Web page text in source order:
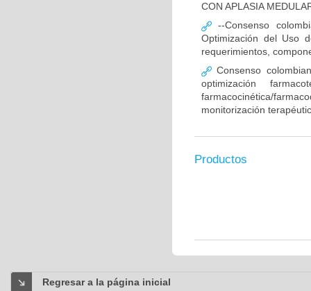
CON APLASIA
--Consenso
Optimización del Uso
requerimientos,
Consenso
optimización
farmacocinética/
monitorización
Productos
Regresar a la página inicial